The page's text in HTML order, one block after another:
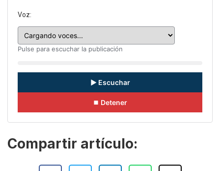
Voz:
Pulse para escuchar la publicación
▶ Escuchar
⏹ Detener
Compartir artículo: